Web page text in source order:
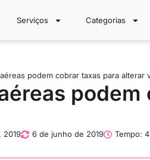
Serviços Categorias
podem cobrar taxas para alterar
2019 6 de junho de 2019 Tempo: